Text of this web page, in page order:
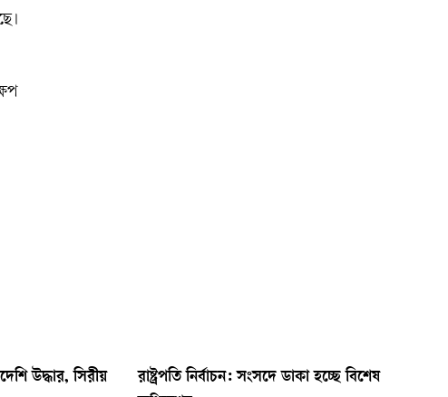
উদ্ধার, সিরীয়
রাষ্ট্রপতি নির্বাচন: সংসদে ডাকা হচ্ছে বিশেষ